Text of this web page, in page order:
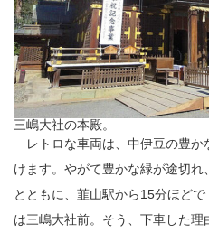
三嶋大社の本殿。
レトロな車両は、中伊豆の豊か
けます。やがて豊かな緑が途切
とともに、韮山駅から15分ほど
は三嶋大社前。そう、下車した理